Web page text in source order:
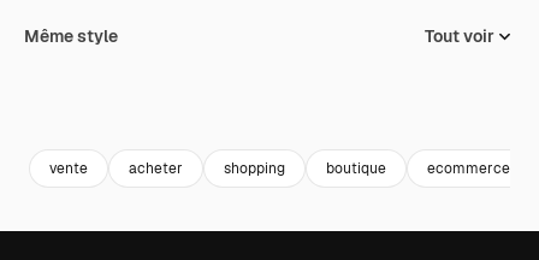
Même style Tout voir
vente acheter shopping boutique ecommerce